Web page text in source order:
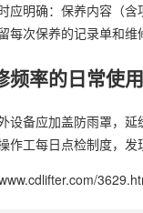
应明确：保养内容（
每次保养的记录单和
频率的日常使
设备应加盖防雨罩，
作工每日点检制度，